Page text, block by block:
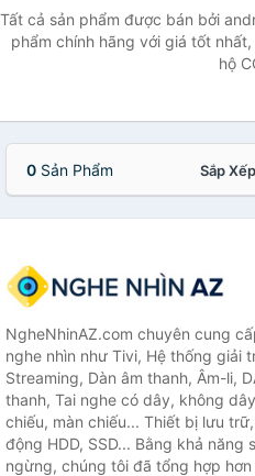
Tất cả sản phẩm được bán bởi
phẩm chính hãng với giá tốt
hộ
0 Sản Phẩm Sắp
NgheNhinAZ.com chuyên cung
nghe nhìn như Tivi, Hệ thống giải
Streaming, Dàn âm thanh, Âm-li,
thanh, Tai nghe có dây, không
chiếu, màn chiếu... Thiết bị lưu
động HDD, SSD... Bằng khả
ngừng, chúng tôi đã tổng hợp